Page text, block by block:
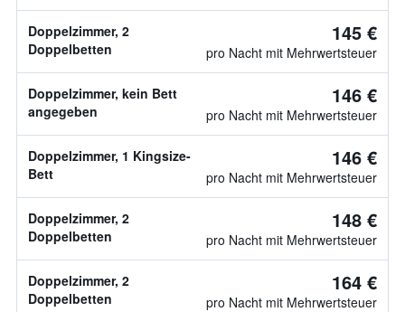
Doppelzimmer, 2
Doppelbetten
145 €
pro Nacht mit Mehrwertsteuer
Doppelzimmer, kein Bett
angegeben
146 €
pro Nacht mit Mehrwertsteuer
Doppelzimmer, 1 Kingsize-
Bett
146 €
pro Nacht mit Mehrwertsteuer
Doppelzimmer, 2
Doppelbetten
148 €
pro Nacht mit Mehrwertsteuer
Doppelzimmer, 2
Doppelbetten
164 €
pro Nacht mit Mehrwertsteuer